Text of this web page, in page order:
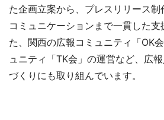
た企画立案から、プレスリリース
コミュニケーションまで一貫した支
た、関西の広報コミュニティ「OK
ュニティ「TK会」の運営など、広
づくりにも取り組んでいます。